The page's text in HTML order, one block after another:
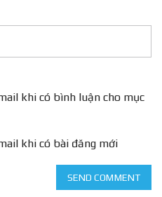
khi có bình luận cho mục
khi có bài đăng mới
SEND COMMENT